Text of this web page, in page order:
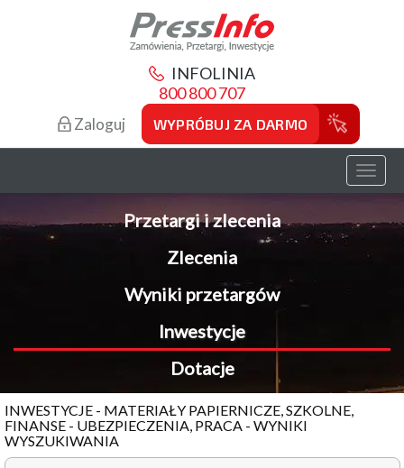
INFOLINIA
800 800 707
Zaloguj WYPRÓBUJ ZA DARMO
Toggle
Przetargi i zlecenia
Zlecenia
Wyniki przetargów
Inwestycje
Dotacje
INWESTYCJE - MATERIAŁY PAPIERNICZE, SZKOLNE,
FINANSE - UBEZPIECZENIA, PRACA - WYNIKI
WYSZUKIWANIA